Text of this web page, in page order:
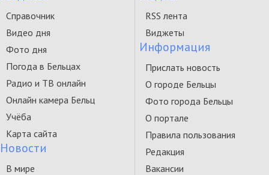
Справочник
Видео дня
Фото дня
Погода в Бельцах
Радио и ТВ онлайн
Онлайн камера Бельц
Учёба
Карта сайта
Новости
В мире
RSS лента
Виджеты
Информация
Прислать новость
О городе Бельцы
Фото города Бельцы
О портале
Правила пользования
Редакция
Вакансии